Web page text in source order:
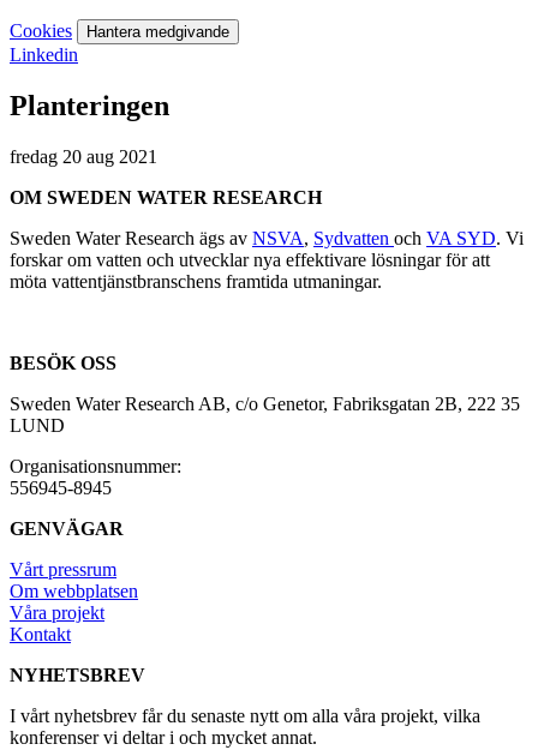
Cookies Hantera medgivande
Linkedin
Planteringen
fredag 20 aug 2021
OM SWEDEN WATER RESEARCH
Sweden Water Research ägs av NSVA, Sydvatten och VA SYD. Vi
forskar om vatten och utvecklar nya effektivare lösningar för att
möta vattentjänstbranschens framtida utmaningar.
BESÖK OSS
Sweden Water Research AB, c/o Genetor, Fabriksgatan 2B, 222 35
LUND
Organisationsnummer:
556945-8945
GENVÄGAR
Vårt pressrum
Om webbplatsen
Våra projekt
Kontakt
NYHETSBREV
I vårt nyhetsbrev får du senaste nytt om alla våra projekt, vilka
konferenser vi deltar i och mycket annat.